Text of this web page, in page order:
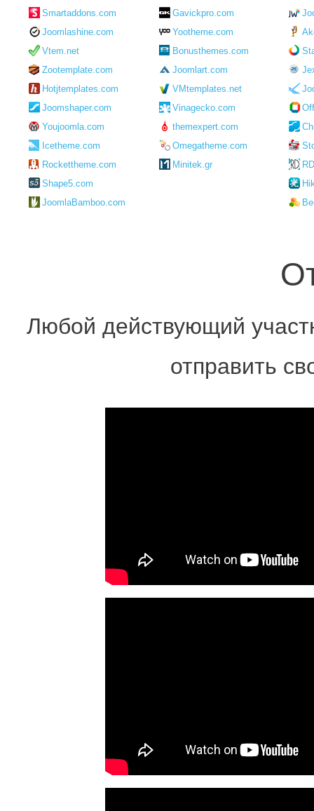
Smartaddons.com
Joomlashine.com
Vtem.net
Zootemplate.com
Hotjtemplates.com
Joomshaper.com
Youjoomla.com
Icetheme.com
Rockettheme.com
Shape5.com
JoomlaBamboo.com
Gavickpro.com
Yootheme.com
Bonusthemes.com
Joomlart.com
VMtemplates.net
Vinagecko.com
themexpert.com
Omegatheme.com
Minitek.gr
Любой действующий
отправить